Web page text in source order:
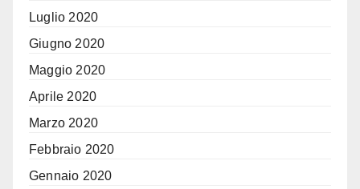
Luglio 2020
Giugno 2020
Maggio 2020
Aprile 2020
Marzo 2020
Febbraio 2020
Gennaio 2020